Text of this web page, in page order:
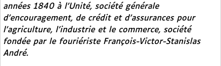
années 1840 à l’Unité, société générale
d’encouragement, de crédit et d’assurances pour
l’agriculture, l’industrie et le commerce, société
fondée par le fouriériste François-Victor-Stanislas
André.